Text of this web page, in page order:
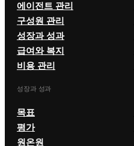
에이전트 관리
구성원 관리
성장과 성과
급여와 복지
비용 관리
성장과 성과
목표
평가
원온원